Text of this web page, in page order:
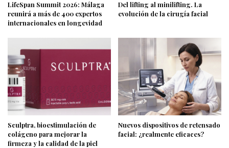
LifeSpan Summit 2026: Málaga
reunirá a más de 400 expertos
internacionales en longevidad
Del lifting al minilifting. La
evolución de la cirugía facial
Sculptra, bioestimulación de
colágeno para mejorar la
firmeza y la calidad de la piel
Nuevos dispositivos de retensado
facial: ¿realmente eficaces?